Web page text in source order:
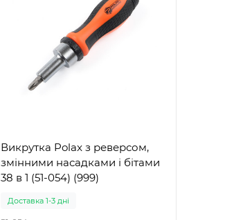
Викрутка Polax з реверсом,
змінними насадками і бітами
38 в 1 (51-054) (999)
Доставка 1-3 дні